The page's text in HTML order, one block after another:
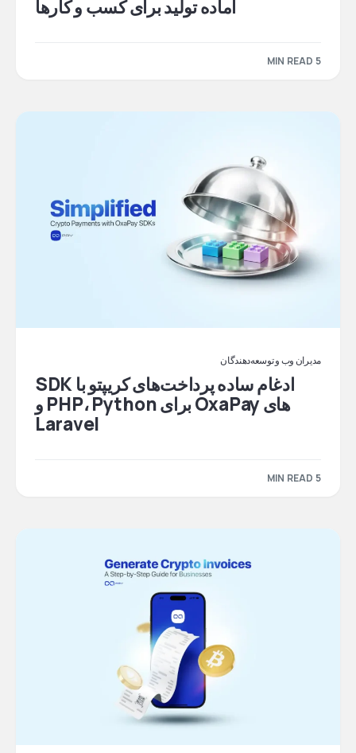
آماده تولید برای کسب و کارها
5 MIN READ
مدیران وب و توسعه‌دهندگان
ادغام ساده پرداخت‌های کریپتو با SDK
های OxaPay برای PHP، Python و
Laravel
5 MIN READ